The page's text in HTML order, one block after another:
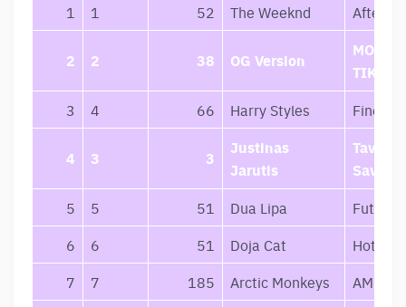
1 1 52 The Weeknd After
2 2 38 OG Version
3 4 66 Harry Styles Fine
4 3 3
Justinas
Jarutis
Tavęs
Savęs
5 5 51 Dua Lipa
Future
6
6 51 Doja Cat
Hot
7
7 185 Arctic Monkeys AM